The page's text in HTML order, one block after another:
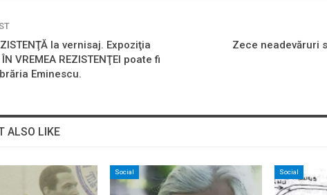
la vernisaj. Expoziţia
ÎN VREMEA REZISTENŢEI poate fi
Eminescu.
Zece neadevăruri
ALSO LIKE
Social Social